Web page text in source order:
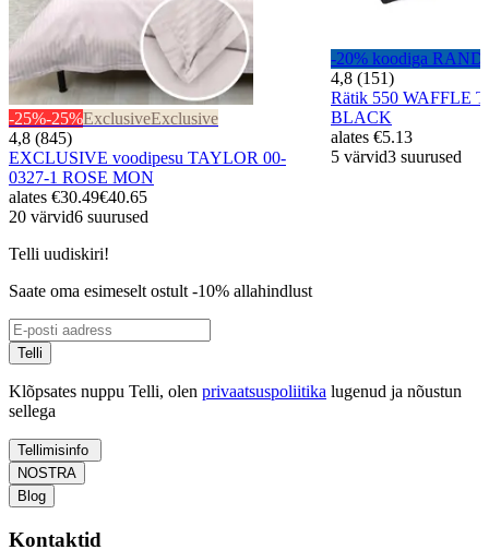
-25%-25%ExclusiveExclusive
4,8 (845)
EXCLUSIVE voodipesu TAYLOR 00-
0327-1 ROSE MON
alates €30.49€40.65
20 värvid6 suurused
-20% koodiga RAND
4,8 (151)
Rätik 550 WAFFLE
BLACK
alates €5.13
5 värvid3 suurused
Telli uudiskiri!
Saate oma esimeselt ostult -10% allahindlust
Telli
Klõpsates nuppu Telli, olen privaatsuspoliitika lugenud ja nõustun
sellega
Tellimisinfo
NOSTRA
Blog
Kontaktid